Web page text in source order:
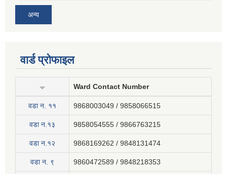
अन्य
वार्ड प्रोफाइल
Ward Contact Number
वडा न‍. ११ 9868003049 / 9858066515
वडा न.१३ 9858054555 / 9866763215
वडा न.१२ 9868169262 / 9848131474
वडा न. ९ 9860472589 / 9848218353